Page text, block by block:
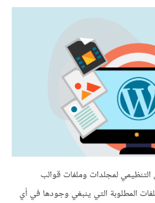
التنظيمي لمجلدات وملفات قوالب
المطلوبة التي ينبغي وجودها في أي